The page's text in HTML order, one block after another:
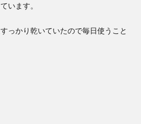
います。
っかり乾いていたので毎日使うこと